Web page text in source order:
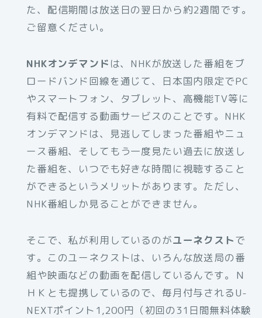
た、配信期間は放送日の翌日から約2週間です。
ご留意ください。
NHKオンデマンド は、NHKが放送した番組をブ
ロードバンド回線を通じて、日本国内限定でPC
やスマートフォン、タブレット、高機能TV等に
有料で配信する動画サービスのことです。NHK
オンデマンドは、見逃してしまった番組やニュ
ース番組、そしてもう一度見たい過去に放送し
た番組を、いつでも好きな時間に視聴すること
ができるというメリットがあります。ただし、
NHK番組しか見ることができません。
そこで、私が利用しているのがユーネクストで
す。このユーネクストは、いろんな放送局の番
組や映画などの動画を配信しているんです。Ｎ
ＨＫとも提携しているので、毎月付与されるU-
NEXTポイント1,200円（初回の31日間無料体験